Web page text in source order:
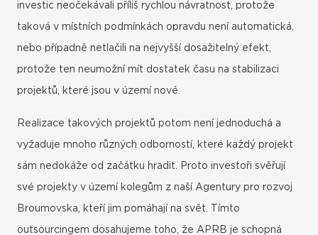
investic neočekávali příliš rychlou návratnost, protože
taková v místních podmínkách opravdu není automatická,
nebo případně netlačili na nejvyšší dosažitelný efekt,
protože ten neumožní mít dostatek času na stabilizaci
projektů, které jsou v území nové.
Realizace takových projektů potom není jednoduchá a
vyžaduje mnoho různých odborností, které každý projekt
sám nedokáže od začátku hradit. Proto investoři svěřují
své projekty v území kolegům z naší Agentury pro rozvoj
Broumovska, kteří jim pomáhají na svět. Tímto
outsourcingem dosahujeme toho, že APRB je schopná